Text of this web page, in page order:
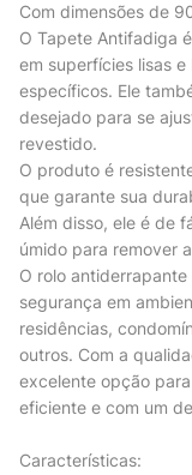
Com dimensões de
O Tapete Antifadiga
em superfícies lisas
específicos. Ele
desejado para se
revestido.
O produto é
que garante sua
Além disso, ele é de
úmido para remover
O rolo
segurança em
residências,
outros. Com a
excelente opção
eficiente e com um
Características: